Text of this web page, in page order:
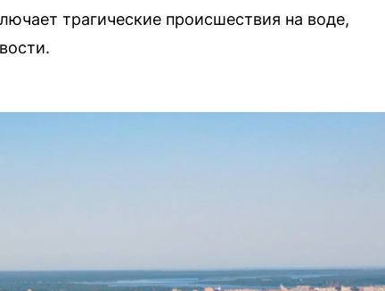
трагические происшествия на воде,